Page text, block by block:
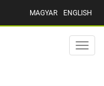
MAGYAR ENGLISH
Toggle